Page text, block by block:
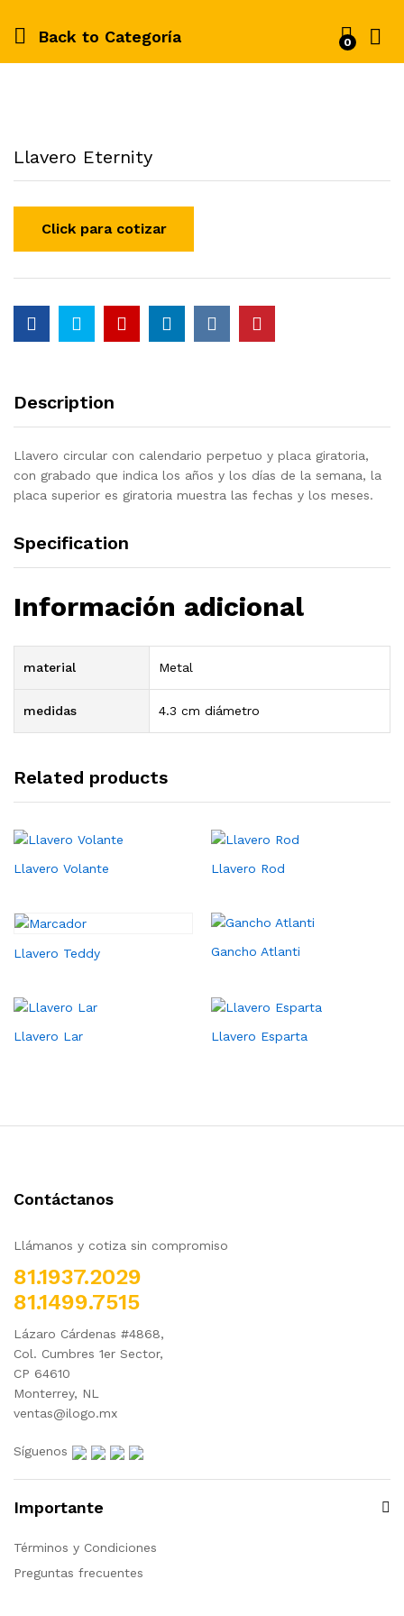
Back to Categoría 0
Llavero Eternity
Description
Llavero circular con calendario perpetuo y placa giratoria,
con grabado que indica los años y los días de la semana, la
placa superior es giratoria muestra las fechas y los meses.
Specification
Información adicional
material Metal
medidas 4.3 cm diámetro
Related products
Llavero Volante Llavero Rod
Llavero Teddy Gancho Atlanti
Llavero Lar Llavero Esparta
Contáctanos
Llámanos y cotiza sin compromiso
81.1937.2029
81.1499.7515
Lázaro Cárdenas #4868,
Col. Cumbres 1er Sector,
CP 64610
Monterrey, NL
ventas@ilogo.mx
Síguenos
Importante
Términos y Condiciones
Preguntas frecuentes